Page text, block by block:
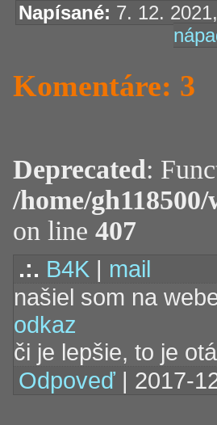
Napísané: 7. 12.
Komentáre: 3
Deprecated:
/home/
on line 407
.:. B4K | mail
našiel som na
odkaz
či je lepšie, to je
Odpoveď | 2017-